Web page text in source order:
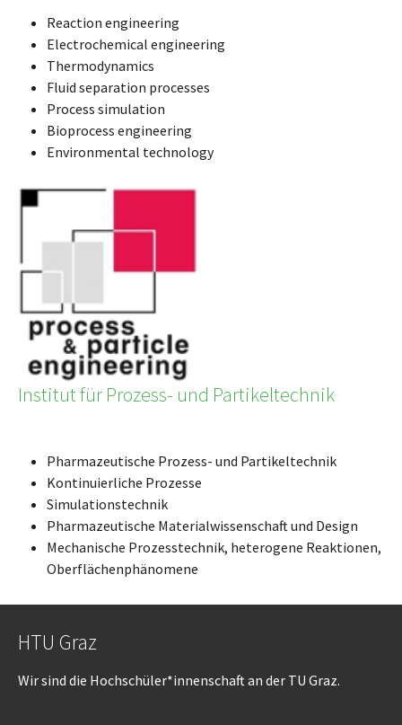
Reaction engineering
Electrochemical engineering
Thermodynamics
Fluid separation processes
Process simulation
Bioprocess engineering
Environmental technology
Institut für Prozess- und Partikeltechnik
Pharmazeutische Prozess- und Partikeltechnik
Kontinuierliche Prozesse
Simulationstechnik
Pharmazeutische Materialwissenschaft und Design
Mechanische Prozesstechnik, heterogene Reaktionen,
Oberflächenphänomene
HTU Graz
Wir sind die Hochschüler*innenschaft an der TU Graz.